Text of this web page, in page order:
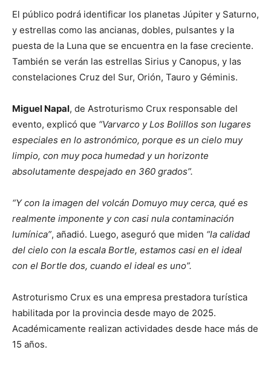
El público podrá identificar los planetas Júpiter y Saturno,
y estrellas como las ancianas, dobles, pulsantes y la
puesta de la Luna que se encuentra en la fase creciente.
También se verán las estrellas Sirius y Canopus, y las
constelaciones Cruz del Sur, Orión, Tauro y Géminis.
Miguel Napal, de Astroturismo Crux responsable del
evento, explicó que “Varvarco y Los Bolillos son lugares
especiales en lo astronómico, porque es un cielo muy
limpio, con muy poca humedad y un horizonte
absolutamente despejado en 360 grados”.
“Y con la imagen del volcán Domuyo muy cerca, qué es
realmente imponente y con casi nula contaminación
lumínica”, añadió. Luego, aseguró que miden “la calidad
del cielo con la escala Bortle, estamos casi en el ideal
con el Bortle dos, cuando el ideal es uno”.
Astroturismo Crux es una empresa prestadora turística
habilitada por la provincia desde mayo de 2025.
Académicamente realizan actividades desde hace más de
15 años.